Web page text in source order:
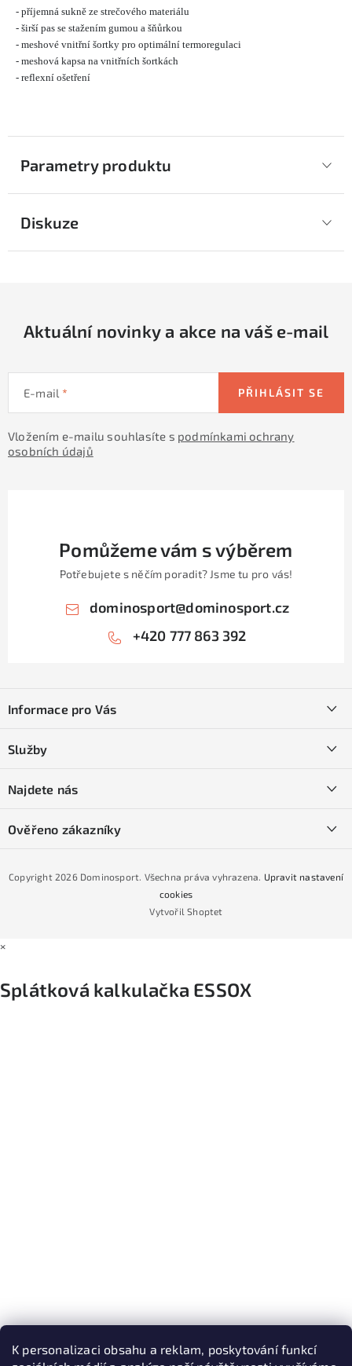
K personalizaci obsahu a reklam, poskytování funkcí
- příjemná sukně ze strečového materiálu
- širší pas se stažením gumou a šňůrkou
- meshové vnitřní šortky pro optimální termoregulaci
- meshová kapsa na vnitřních šortkách
- reflexní ošetření
Parametry produktu
Diskuze
Aktuální novinky a akce na váš e-mail
E-mail
Vložením e-mailu souhlasíte s podmínkami ochrany
osobních údajů
PŘIHLÁSIT SE
Pomůžeme vám s výběrem
Potřebujete s něčím poradit? Jsme tu pro vás!
dominosport@dominosport.cz
+420 777 863 392
pInformace pro Vás
Obchodní podmínky
Podmínky GDPR
Podmínky nákupu na splátky ESSOX
Služby
Naše prodejna
Najdete nás
Ověřeno zákazníky
Vytvořil Shoptet
Copyright 2026 Dominosport. Všechna práva vyhrazena. Upravit nastavení
cookies
×
Splátková kalkulačka ESSOX